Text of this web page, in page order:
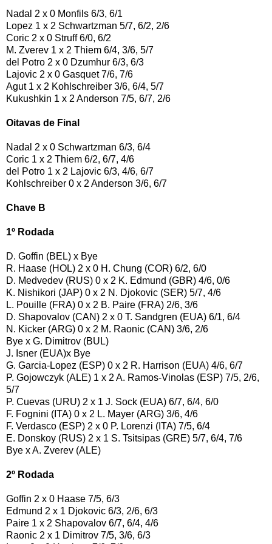
Nadal 2 x 0 Monfils 6/3, 6/1
Lopez 1 x 2 Schwartzman 5/7, 6/2, 2/6
Coric 2 x 0 Struff 6/0, 6/2
M. Zverev 1 x 2 Thiem 6/4, 3/6, 5/7
del Potro 2 x 0 Dzumhur 6/3, 6/3
Lajovic 2 x 0 Gasquet 7/6, 7/6
Agut 1 x 2 Kohlschreiber 3/6, 6/4, 5/7
Kukushkin 1 x 2 Anderson 7/5, 6/7, 2/6
Oitavas de Final
Nadal 2 x 0 Schwartzman 6/3, 6/4
Coric 1 x 2 Thiem 6/2, 6/7, 4/6
del Potro 1 x 2 Lajovic 6/3, 4/6, 6/7
Kohlschreiber 0 x 2 Anderson 3/6, 6/7
Chave B
1º Rodada
D. Goffin (BEL) x Bye
R. Haase (HOL) 2 x 0 H. Chung (COR) 6/2, 6/0
D. Medvedev (RUS) 0 x 2 K. Edmund (GBR) 4/6, 0/6
K. Nishikori (JAP) 0 x 2 N. Djokovic (SER) 5/7, 4/6
L. Pouille (FRA) 0 x 2 B. Paire (FRA) 2/6, 3/6
D. Shapovalov (CAN) 2 x 0 T. Sandgren (EUA) 6/1, 6/4
N. Kicker (ARG) 0 x 2 M. Raonic (CAN) 3/6, 2/6
Bye x G. Dimitrov (BUL)
J. Isner (EUA)x Bye
G. Garcia-Lopez (ESP) 0 x 2 R. Harrison (EUA) 4/6, 6/7
P. Gojowczyk (ALE) 1 x 2 A. Ramos-Vinolas (ESP) 7/5, 2/6,
5/7
P. Cuevas (URU) 2 x 1 J. Sock (EUA) 6/7, 6/4, 6/0
F. Fognini (ITA) 0 x 2 L. Mayer (ARG) 3/6, 4/6
F. Verdasco (ESP) 2 x 0 P. Lorenzi (ITA) 7/5, 6/4
E. Donskoy (RUS) 2 x 1 S. Tsitsipas (GRE) 5/7, 6/4, 7/6
Bye x A. Zverev (ALE)
2º Rodada
Goffin 2 x 0 Haase 7/5, 6/3
Edmund 2 x 1 Djokovic 6/3, 2/6, 6/3
Paire 1 x 2 Shapovalov 6/7, 6/4, 4/6
Raonic 2 x 1 Dimitrov 7/5, 3/6, 6/3